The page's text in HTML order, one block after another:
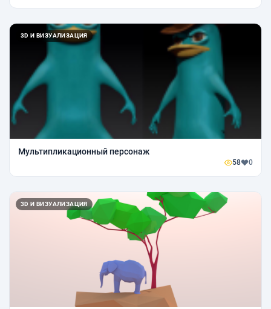
3D И ВИЗУАЛИЗАЦИЯ
Мультипликационный персонаж
58 0
3D И ВИЗУАЛИЗАЦИЯ